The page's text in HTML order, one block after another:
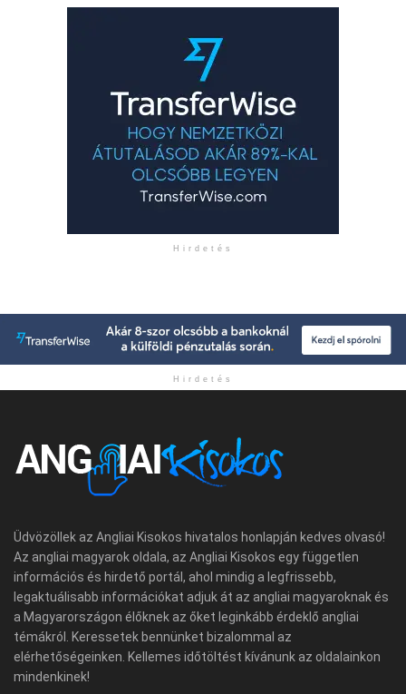
Hirdetés
Hirdetés
Üdvözöllek az Angliai Kisokos hivatalos honlapján kedves olvasó!
Az angliai magyarok oldala, az Angliai Kisokos egy független
információs és hirdető portál, ahol mindig a legfrissebb,
legaktuálisabb információkat adjuk át az angliai magyaroknak és
a Magyarországon élőknek az őket leginkább érdeklő angliai
témákról. Keressetek bennünket bizalommal az
elérhetőségeinken. Kellemes időtöltést kívánunk az oldalainkon
mindenkinek!